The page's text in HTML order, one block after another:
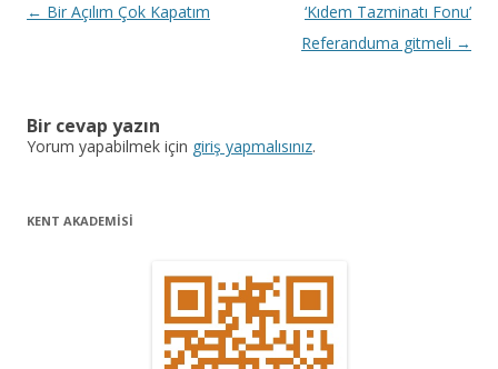
Y
d
a
← Bir Açılım Çok Kapatım
‘Kıdem Tazminatı Fonu’
Referanduma gitmeli →
Bir cevap yazın
Yorum yapabilmek için giriş yapmalısınız.
KENT AKADEMİSİ